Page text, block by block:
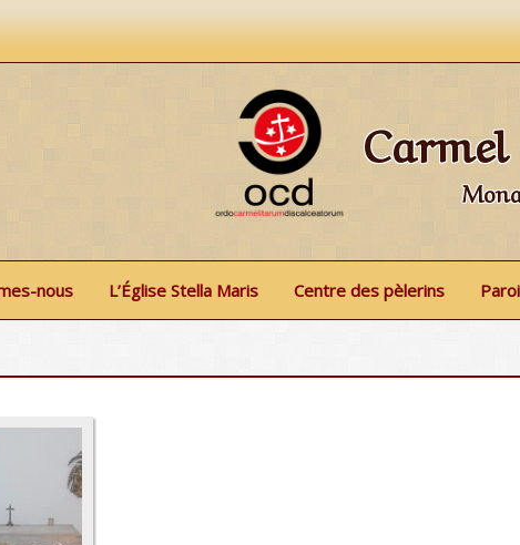
nous L’Église Stella Maris Centre des pèlerins